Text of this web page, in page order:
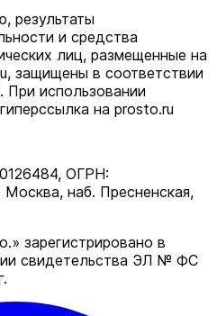
результаты
и средства
лиц, размещенные на
защищены в соответствии
использовании
на prosto.ru
ОГРН:
Москва, наб. Пресненская,
зарегистрировано в
свидетельства ЭЛ № ФС